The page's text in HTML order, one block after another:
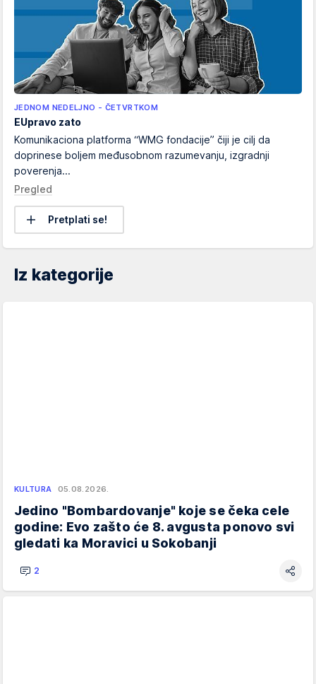
JEDNOM NEDELJNO - ČETVRTKOM
EUpravo zato
Komunikaciona platforma “WMG fondacije” čiji je cilj da
doprinese boljem međusobnom razumevanju, izgradnji
poverenja...
Pregled
Pretplati se!
Iz kategorije
KULTURA 05.08.2026.
Jedino "Bombardovanje" koje se čeka cele
godine: Evo zašto će 8. avgusta ponovo svi
gledati ka Moravici u Sokobanji
2